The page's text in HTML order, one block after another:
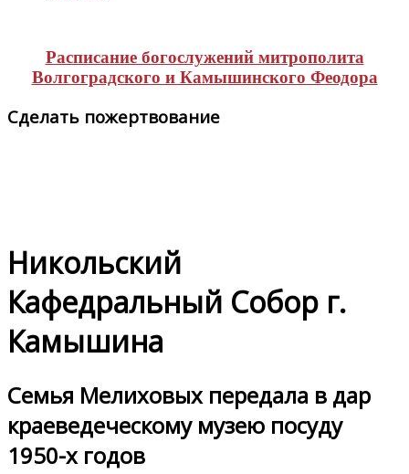
Расписание богослужений митрополита
Волгоградского и Камышинского Феодора
Сделать пожертвование
Никольский
Кафедральный Собор г.
Камышина
Семья Мелиховых передала в дар
краеведеческому музею посуду
1950-х годов